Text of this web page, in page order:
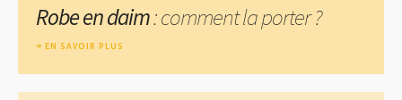
Robe en daim: comment la porter ?
EN SAVOIR PLUS